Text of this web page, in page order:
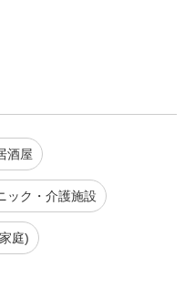
酒屋
ック・介護施設
庭)